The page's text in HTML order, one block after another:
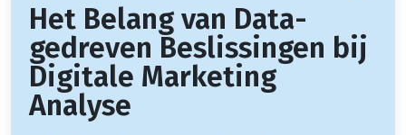
Het Belang van Data-
gedreven Beslissingen bij
Digitale Marketing
Analyse